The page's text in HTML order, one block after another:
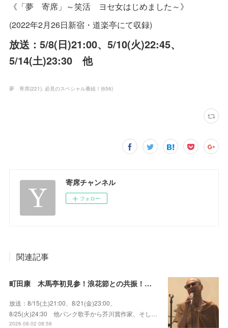
《「夢 寄席」～笑活 ヨセ女はじめました～》
(2022年2月26日新宿・道楽亭にて収録)
放送：5/8(日)21:00、5/10(火)22:45、
5/14(土)23:30 他
夢 寄席(221) 必見のスペシャル番組！ (656)
寄席チャンネル
フォロー
関連記事
町田康 木馬亭初見参！浪花節との共振！～マチダ地蔵尊 他
放送：8/15(土)21:00、8/21(金)23:00、
8/25(火)24:30 他パンク歌手から芥川賞作家、そし…
2026.08.02 08:58